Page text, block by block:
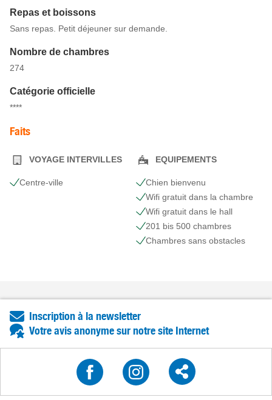
Repas et boissons
Sans repas. Petit déjeuner sur demande.
Nombre de chambres
274
Catégorie officielle
****
Faits
VOYAGE INTERVILLES
Centre-ville
EQUIPEMENTS
Chien bienvenu
Wifi gratuit dans la chambre
Wifi gratuit dans le hall
201 bis 500 chambres
Сhambres sans obstacles
Inscription à la newsletter
Votre avis anonyme sur notre site Internet